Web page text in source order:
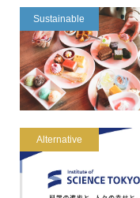
Sustainable
Alternative